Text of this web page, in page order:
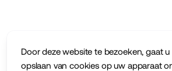
Door deze website te bezoeken, gaat
opslaan van cookies op uw apparaat